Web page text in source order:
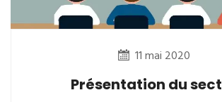
11 mai 2020
Présentation du